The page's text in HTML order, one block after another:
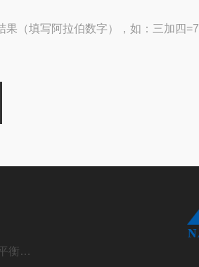
果（填写阿拉伯数字），如：三加四=7
SYP-0430刹车液平衡回流沸点测定仪